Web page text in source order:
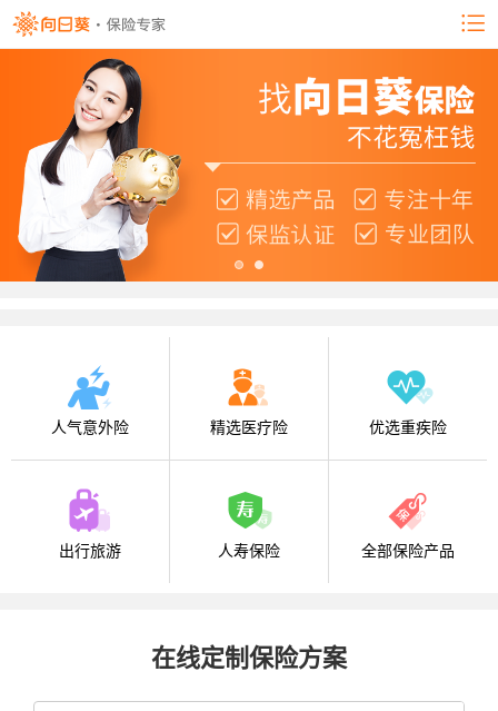
人气意外险 精选医疗险 优选重疾险
出行旅游 人寿保险 全部保险产品
在线定制保险方案